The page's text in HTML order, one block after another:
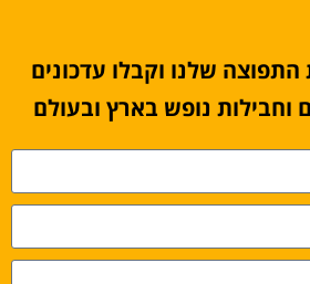
שלנו וקבלו עדכונים
נופש בארץ ובעולם